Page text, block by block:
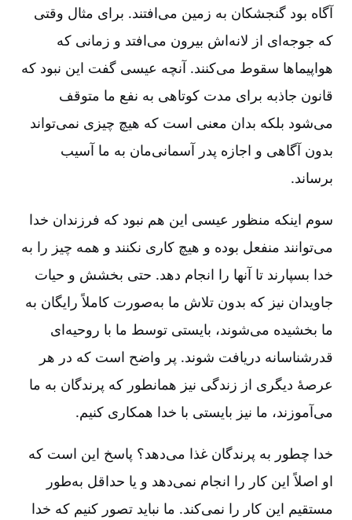
آگاه بود گنجشکان به زمین می‌افتند. برای مثال وقتی
که جوجه‌ای از لانه‌اش بیرون می‌افتد و زمانی که
هواپیماها سقوط می‌کنند. آنچه عیسی گفت این نبود که
قانون جاذبه برای مدت کوتاهی به نفع ما متوقف
می‌شود بلکه بدان معنی است که هیچ چیزی نمی‌تواند
بدون آگاهی و اجازه پدر آسمانی‌مان به ما آسیب
برساند.
سوم اینکه منظور عیسی این هم نبود که فرزندان خدا
می‌توانند منفعل بوده و هیچ کاری نکنند و همه چیز را به
خدا بسپارند تا آنها را انجام دهد. حتی بخشش و حیات
جاویدان نیز که بدون تلاش ما به‌صورت کاملاً رایگان به
ما بخشیده می‌شوند، بایستی توسط ما با روحیه‌ای
قدرشناسانه دریافت شوند. پر واضح است که در هر
عرصۀ دیگری از زندگی نیز همانطور که پرندگان به ما
می‌آموزند، ما نیز بایستی با خدا همکاری کنیم.
خدا چطور به پرندگان غذا می‌دهد؟ پاسخ این است که
او اصلاً این کار را انجام نمی‌دهد و یا حداقل به‌طور
مستقیم این کار را نمی‌کند. ما نباید تصور کنیم که خدا